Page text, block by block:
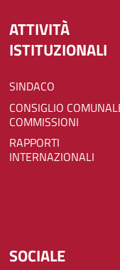
ATTIVITÀ
ISTITUZIONALI
SINDACO
CONSIGLIO COMUNALE E
COMMISSIONI
RAPPORTI
INTERNAZIONALI
SOCIALE